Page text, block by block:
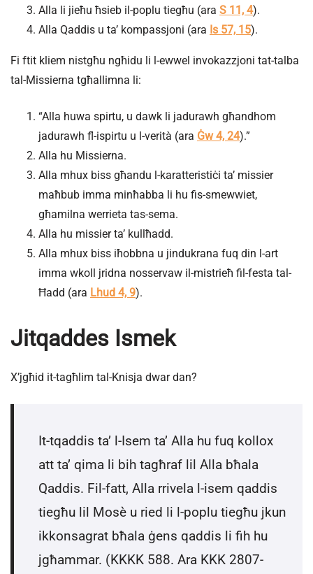
Alla li jieħu ħsieb il-poplu tiegħu (ara S 11, 4).
Alla Qaddis u ta’ kompassjoni (ara Is 57, 15).
Fi ftit kliem nistgħu ngħidu li l-ewwel invokazzjoni tat-talba
tal-Missierna tgħallimna li:
“Alla huwa spirtu, u dawk li jadurawh għandhom
jadurawh fl-ispirtu u l-verità (ara Ġw 4, 24).”
Alla hu Missierna.
Alla mhux biss għandu l-karatteristiċi ta’ missier
maħbub imma minħabba li hu fis-smewwiet,
għamilna werrieta tas-sema.
Alla hu missier ta’ kullħadd.
Alla mhux biss iħobbna u jindukrana fuq din l-art
imma wkoll jridna nosservaw il-mistrieħ fil-festa tal-
Ħadd (ara Lhud 4, 9).
Jitqaddes Ismek
X’jgħid it-tagħlim tal-Knisja dwar dan?
It-tqaddis ta’ l-Isem ta’ Alla hu fuq kollox
att ta’ qima li bih tagħraf lil Alla bħala
Qaddis. Fil-fatt, Alla rrivela l-isem qaddis
tiegħu lil Mosè u ried li l-poplu tiegħu jkun
ikkonsagrat bħala ġens qaddis li fih hu
jgħammar. (KKKK 588. Ara KKK 2807-